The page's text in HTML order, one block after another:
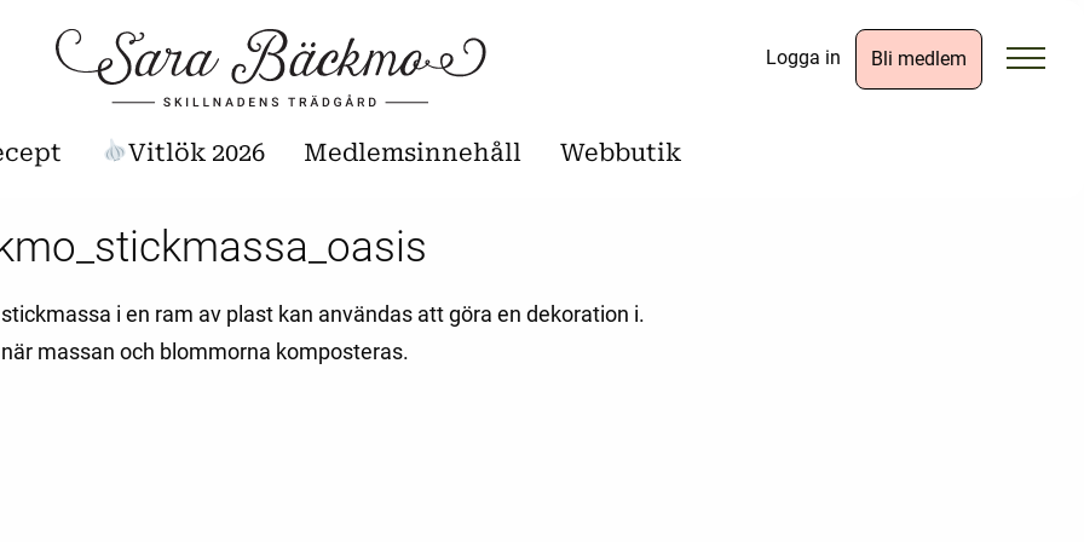
Logga in Bli medlem
Vitlök 2026 Medlemsinnehåll Webbutik
i en ram av plast kan användas att göra en dekoration i.
massan och blommorna komposteras.